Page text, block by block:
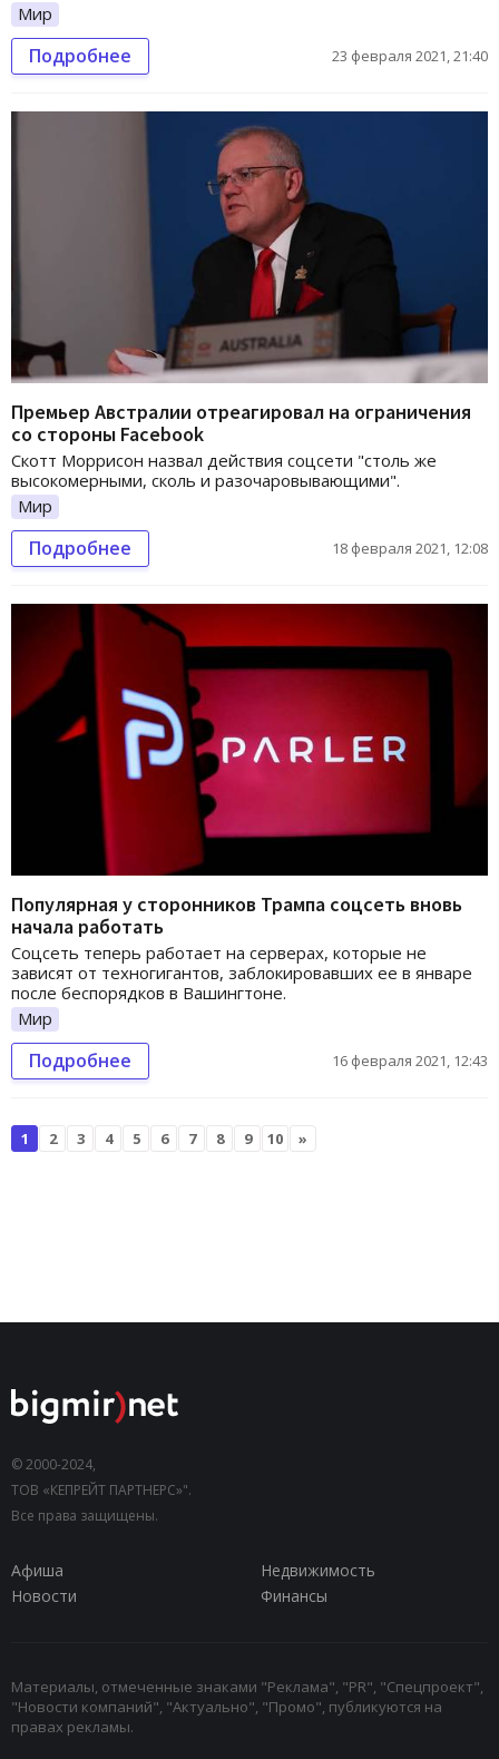
Мир
Подробнее 23 февраля 2021, 21:40
Премьер Австралии отреагировал на ограничения
со стороны Facebook
Скотт Моррисон назвал действия соцсети "столь же
высокомерными, сколь и разочаровывающими".
Мир
Подробнее 18 февраля 2021, 12:08
Популярная у сторонников Трампа соцсеть вновь
начала работать
Соцсеть теперь работает на серверах, которые не
зависят от техногигантов, заблокировавших ее в январе
после беспорядков в Вашингтоне.
Мир
Подробнее 16 февраля 2021, 12:43
1 2 3 4 5 6 7 8 9 10 »
© 2000-2024,
ТОВ «КЕПРЕЙТ ПАРТНЕРС»".
Все права защищены.
Афиша
Недвижимость
Новости
Финансы
Материалы, отмеченные знаками "Реклама", "PR", "Спецпроект",
"Новости компаний", "Актуально", "Промо", публикуются на
правах рекламы.